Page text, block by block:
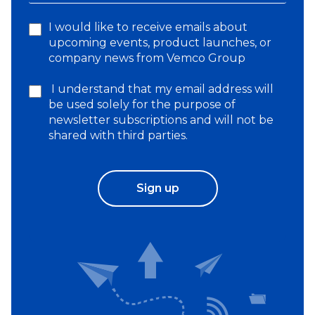
I would like to receive emails about
upcoming events, product launches, or
company news from Vemco Group
I understand that my email address will
be used solely for the purpose of
newsletter subscriptions and will not be
shared with third parties.